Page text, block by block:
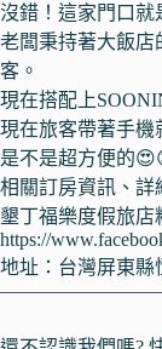
沒錯！這家門口就
老闆秉持著大飯店
客。
現在搭配上
現在旅客帶著手機
是不是超方便的
相關訂房資訊、詳
墾丁福樂度假旅店
https://
地址：台灣屏東縣